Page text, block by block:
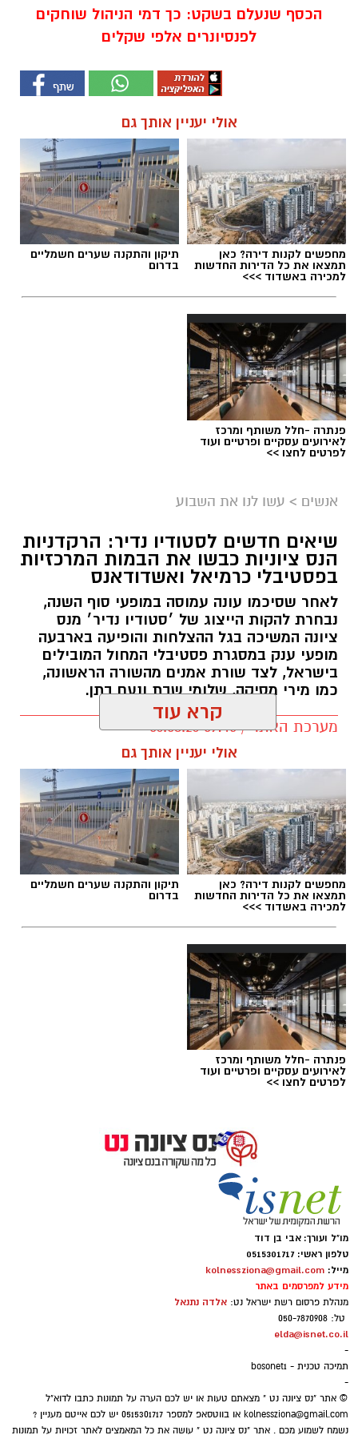
הכסף שנעלם בשקט: כך דמי הניהול שוחקים
לפנסיונרים אלפי שקלים
אולי יעניין אותך גם
מחפשים לקנות דירה? כאן
תמצאו את כל הדירות החדשות
למכירה באשדוד >>>
תיקון והתקנה שערים חשמליים
בדרום
פנתרה -חלל משותף ומרכז
לאירועים עסקיים ופרטיים ועוד
לפרטים לחצו >>
אנשים > עשו לנו את השבוע
שיאים חדשים לסטודיו נדיר: הרקדניות
הנס ציוניות כבשו את הבמות המרכזיות
בפסטיבלי כרמיאל ואשדודאנס
לאחר שסיכמו עונה עמוסה במופעי סוף השנה,
נבחרת להקות הייצוג של ׳סטודיו נדיר׳ מנס
ציונה המשיכה בגל ההצלחות והופיעה בארבעה
מופעי ענק במסגרת פסטיבלי המחול המובילים
בישראל, לצד שורת אמנים מהשורה הראשונה,
כמו מירי מסיקה, שלומי שבת ונעם בתן.
מערכת האתר / 09:45 06.08.26
תגים:סטודיו נדיר נס ציונה
שיאים חדשים לסטודיו נדיר: הרקדניות הנס ציוניות
כבשו את הבמות המרכזיות בפסטיבלי כרמיאל
ואשדודאנס
לאחר שסיכמו עונה עמוסה במופעי סוף השנה,
נבחרת להקות הייצוג של ׳סטודיו נדיר׳ מנס ציונה
המשיכה בגל ההצלחות והופיעה בארבעה מופעי
ענק במסגרת פסטיבלי המחול המובילים בישראל,
לצד שורת אמנים מהשורה הראשונה.
ופסטיבל אשדודאנס, שם עלו לבמות המרכזיות
וביצעו כוריאוגרפיות חדשות וייחודיות שנכתבו
במיוחד עבור המופעים הללו.
קרא עוד
אולי יעניין אותך גם
מחפשים לקנות דירה? כאן
תמצאו את כל הדירות החדשות
למכירה באשדוד >>>
תיקון והתקנה שערים חשמליים
בדרום
פנתרה -חלל משותף ומרכז
לאירועים עסקיים ופרטיים ועוד
לפרטים לחצו >>
מו"ל ועורך: אבי בן דוד
טלפון ראשי: 0515301717
מייל: kolnessziona@gmail.com
מידע למפרסמים באתר
מנהלת פרסום רשת ישראל נט: אלדה נתנאל
טל: 050-7870908
elda@isnet.co.il
-
תמיכה טכנית - bosonet1
-
© אתר "נס ציונה נט " מצאתם טעות או יש לכם הערה על תמונות כתבו לדוא"ל
kolnessziona@gmail.com
או בווטסאפ למספר 0515301717 יש לכם אייטם מעניין ?
נשמח לשמוע מכם . אתר "נס ציונה נט " עושה את כל המאמצים לאתר זכויות על תמונות